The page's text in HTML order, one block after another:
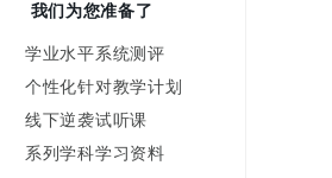
我们为您准备了
学业水平系统测评
个性化针对教学计划
线下逆袭试听课
系列学科学习资料